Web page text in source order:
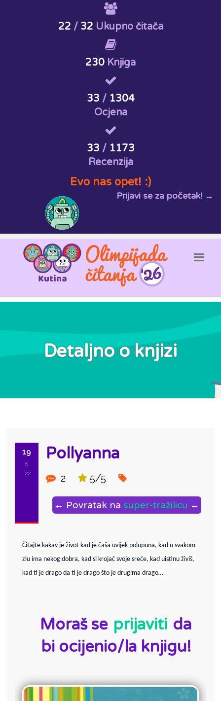
22 / 32 Ukupno čitača
230 Knjiga
33 / 1304
Ocjena
33 / 1173
Recenzija
Evo nas opet! :)
Prijavi se za početak! →
Detaljno o knjizi
19
5
'22
Pollyanna
2 5/5
← Povratak na super-tražilicu ←
Čitajte kakav je život kad je čaša uvijek polupuna, kad u svakom
zlu ima nekog dobra, kad si krojač svoje sreće, kad uistinu živiš,
kad ti je drago da ti je drago što je drugima drago…
Moraš se prijaviti da
bi ocijenio/la knjigu!